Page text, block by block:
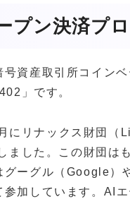
プン決済プ
号資産取引所コイン
」です。
にリナックス財団（
ました。この財団は
グーグル（Google
加しています。AI